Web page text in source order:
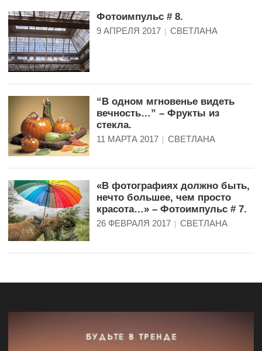
Фотоимпульс # 8.
9 АПРЕЛЯ 2017 СВЕТЛАНА
“В одном мгновенье видеть
вечность…” – Фрукты из
стекла.
11 МАРТА 2017 СВЕТЛАНА
«В фотографиях должно быть,
нечто большее, чем просто
красота…» – Фотоимпульс # 7.
26 ФЕВРАЛЯ 2017 СВЕТЛАНА